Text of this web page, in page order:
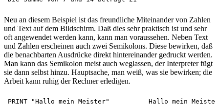
Neu an diesem Beispiel ist das freundliche Miteinander von Zahlen
und Text auf dem Bildschirm. Daß dies sehr praktisch ist und sehr
oft angewendet werden kann, kann man voraussehen. Neben Text
und Zahlen erscheinen auch zwei Semikolons. Diese bewirken, daß
die benachbarten Ausdrücke direkt hintereinander gedruckt werden.
Man kann das Semikolon meist auch weglassen, der Interpreter fügt
sie dann selbst hinzu. Hauptsache, man weiß, was sie bewirken; die
Arbeit kann ruhig der Rechner erledigen.
PRINT "Hallo mein Meister"          Hallo mein Meister